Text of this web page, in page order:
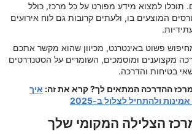
תוכלו למצוא מידע מפורט על כל מרכז, כולל
המוצעים בו, ולעתים קרובות גם לוח אירועים
פשוט באינטרנט, מכיוון שהוא מקשר אתכם
מקצוענים ומוסמכים, השומרים על הסטנדרטים
ההדרכה המתאים לך? קרא את זה: איך
ולהתחיל לצלול ב-2025
הצלילה המקומי שלך